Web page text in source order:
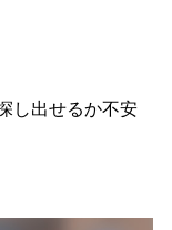
し出せるか不安